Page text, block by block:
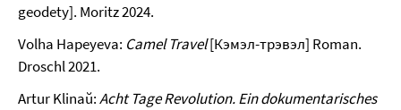
geodety]. Moritz 2024.
Volha Hapeyeva: Camel Travel[Кэмэл-трэвэл] Roman.
Droschl 2021.
Artur Klinaŭ:Acht Tage Revolution. Ein dokumentarisches